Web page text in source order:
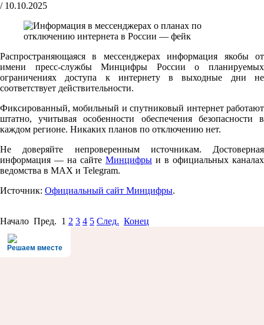
/ 10.10.2025
Распространяющаяся в мессенджерах информация якобы от
имени пресс-службы Минцифры России о планируемых
ограничениях доступа к интернету в выходные дни не
соответствует действительности.
Фиксированный, мобильный и спутниковый интернет работают
штатно, учитывая особенности обеспечения безопасности в
каждом регионе. Никаких планов по отключению нет.
Не доверяйте непроверенным источникам. Достоверная
информация — на сайте Минцифры и в официальных каналах
ведомства в MAX и Telegram.
Источник: Официальный сайт Минцифры.
Начало Пред. 1 2 3 4 5 След. Конец
Решаем вместе